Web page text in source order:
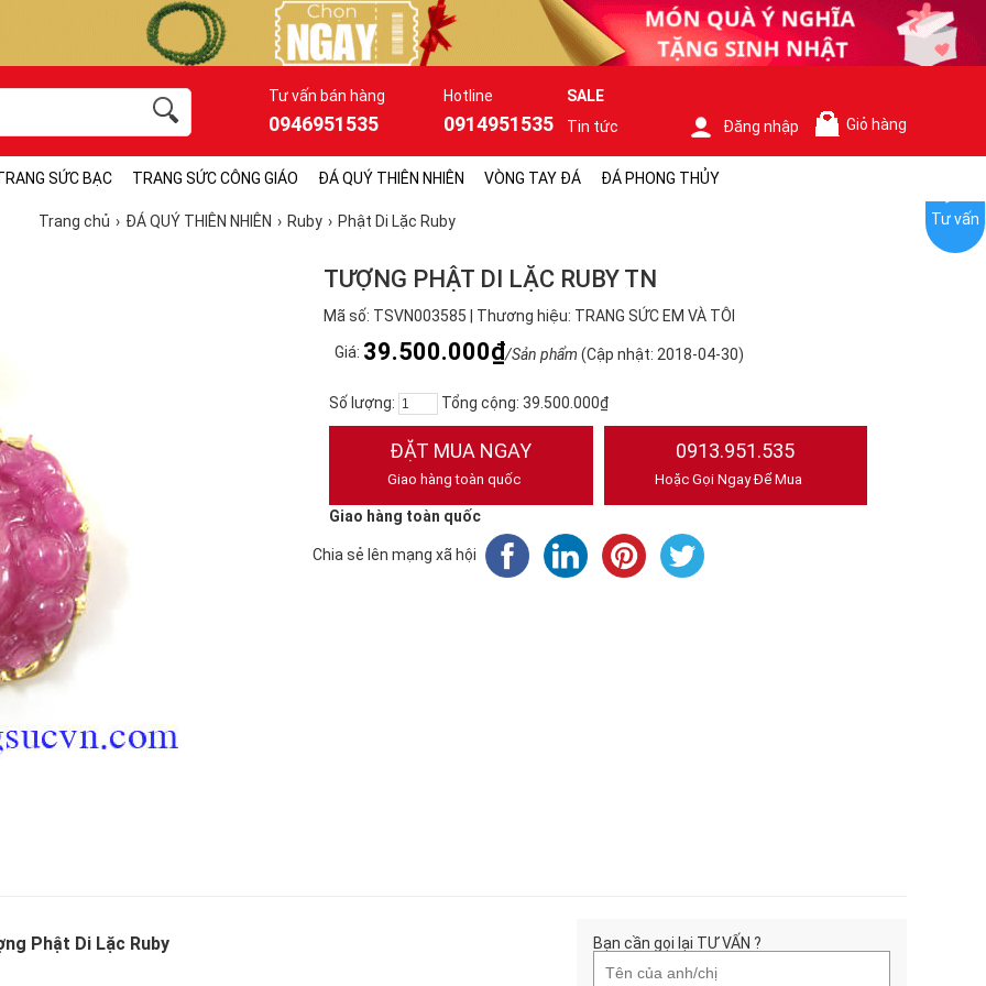
Tư vấn bán hàng
0946951535
Hotline
0914951535
SALE
Tin tức
Đăng nhập Giỏ hàng
SỨC BẠC TRANG SỨC CÔNG GIÁO ĐÁ QUÝ THIÊN NHIÊN VÒNG TAY ĐÁ ĐÁ PHONG THỦY
Trang chủ ĐÁ QUÝ THIÊN NHIÊN Ruby Phật Di Lặc Ruby
TƯỢNG PHẬT DI LẶC RUBY TN
Mã số: TSVN003585 | Thương hiệu: TRANG SỨC EM VÀ TÔI
Giá: 39.500.000₫/Sản phẩm (Cập nhật: 2018-04-30)
Số lượng: Tổng cộng: 39.500.000₫
ĐẶT MUA NGAY
Giao hàng toàn quốc
0913.951.535
Hoặc Gọi Ngay Để Mua
Giao hàng toàn quốc
Chia sẻ lên mạng xã hội
Phật Di Lặc Ruby Bạn cần gọi lại TƯ VẤN ?
Tư vấn